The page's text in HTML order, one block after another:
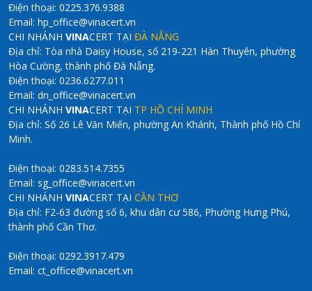
Điện thoại: 0225.376.9388
Email: hp_office@vinacert.vn
CHI NHÁNH VINACERT TẠI ĐÀ NẴNG
Địa chỉ: Tòa nhà Daisy House, số 219-221 Hàn Thuyên, phường
Hòa Cường, thành phố Đà Nẵng.
Điện thoại: 0236.6277.011
Email: dn_office@vinacert.vn
CHI NHÁNH VINACERT TẠI TP HỒ CHÍ MINH
Địa chỉ: Số 26 Lê Văn Miến, phường An Khánh, Thành phố Hồ Chí
Minh.
Điện thoại: 0283.514.7355
Email: sg_office@vinacert.vn
CHI NHÁNH VINACERT TẠI CẦN THƠ
Địa chỉ: F2-63 đường số 6, khu dân cư 586, Phường Hưng Phú,
thành phố Cần Thơ.
Điện thoại: 0292.3917.479
Email: ct_office@vinacert.vn